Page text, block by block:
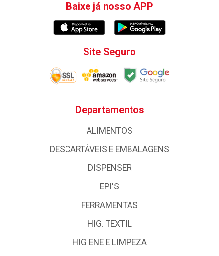
Baixe já nosso APP
Site Seguro
Departamentos
ALIMENTOS
DESCARTÁVEIS E EMBALAGENS
DISPENSER
EPI'S
FERRAMENTAS
HIG. TEXTIL
HIGIENE E LIMPEZA